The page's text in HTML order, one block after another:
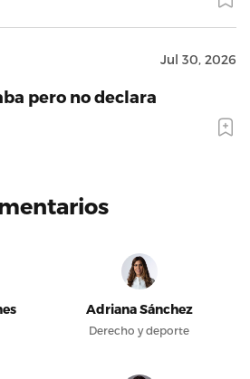
Jul 30, 2026
pero no declara
Adriana Sánchez
Derecho y deporte